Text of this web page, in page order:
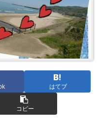
はてブ
コピー